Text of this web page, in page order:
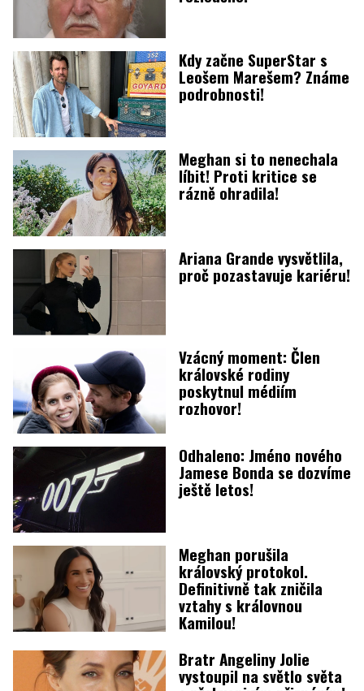
Kdy začne SuperStar s
Leošem Marešem? Známe
podrobnosti!
Meghan si to nenechala
líbit! Proti kritice se
rázně ohradila!
Ariana Grande vysvětlila,
proč pozastavuje kariéru!
Vzácný moment: Člen
královské rodiny
poskytnul médiím
rozhovor!
Odhaleno: Jméno nového
Jamese Bonda se dozvíme
ještě letos!
Meghan porušila
královský protokol.
Definitivně tak zničila
vztahy s královnou
Kamilou!
Bratr Angeliny Jolie
vystoupil na světlo světa